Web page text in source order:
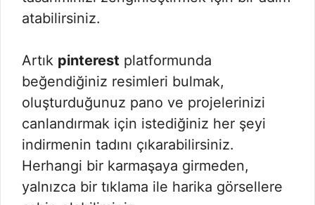
atabilirsiniz.
Artık pinterest platformunda
beğendiğiniz resimleri bulmak,
oluşturduğunuz pano ve projelerinizi
canlandırmak için istediğiniz her şeyi
indirmenin tadını çıkarabilirsiniz.
Herhangi bir karmaşaya girmeden,
yalnızca bir tıklama ile harika görsellere